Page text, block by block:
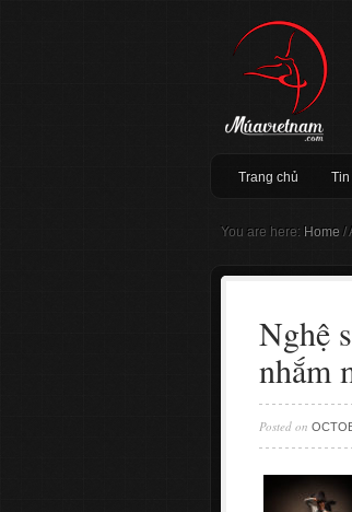
Trang chủ
You are here: Home /
Nghệ
nhắm
Posted on